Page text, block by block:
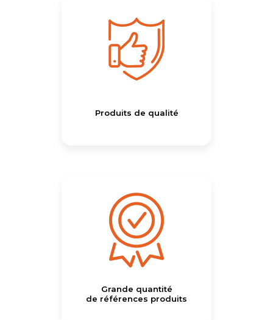
Produits de qualité
Grande quantité
de références produits